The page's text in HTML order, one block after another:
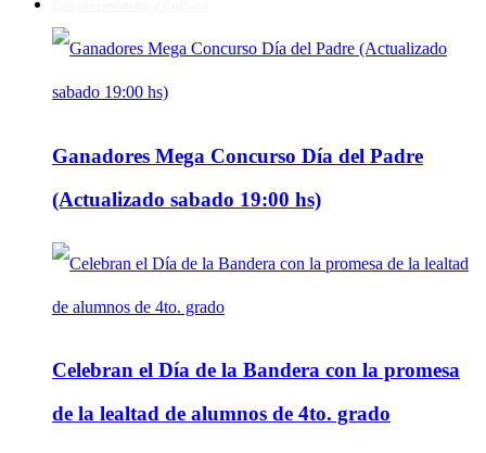
Ganadores Mega Concurso Día del Padre
(Actualizado sabado 19:00 hs)
Celebran el Día de la Bandera con la promesa
de la lealtad de alumnos de 4to. grado